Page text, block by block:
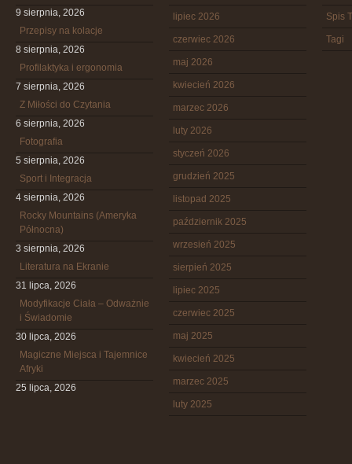
9 sierpnia, 2026
Przepisy na kolacje
8 sierpnia, 2026
Profilaktyka i ergonomia
7 sierpnia, 2026
Z Miłości do Czytania
6 sierpnia, 2026
Fotografia
5 sierpnia, 2026
Sport i Integracja
4 sierpnia, 2026
Rocky Mountains (Ameryka
Północna)
3 sierpnia, 2026
Literatura na Ekranie
31 lipca, 2026
Modyfikacje Ciała – Odważnie
i Świadomie
30 lipca, 2026
Magiczne Miejsca i Tajemnice
Afryki
25 lipca, 2026
lipiec 2026
czerwiec 2026
maj 2026
kwiecień 2026
marzec 2026
luty 2026
styczeń 2026
grudzień 2025
listopad 2025
październik 2025
wrzesień 2025
sierpień 2025
lipiec 2025
czerwiec 2025
maj 2025
kwiecień 2025
marzec 2025
luty 2025
Spis
Tagi